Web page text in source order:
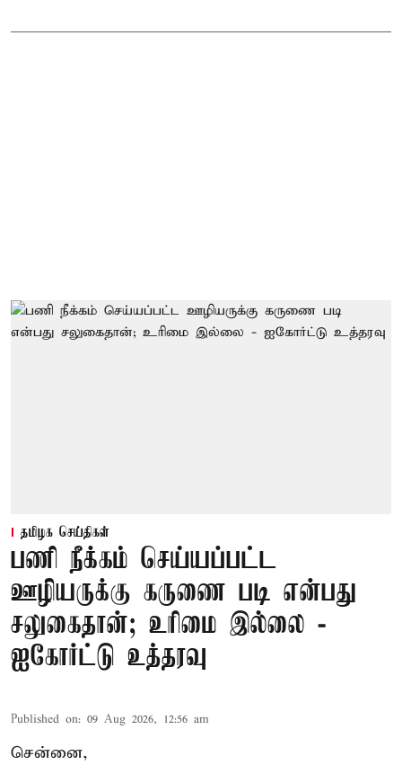
தமிழக செய்திகள்
பணி நீக்கம் செய்யப்பட்ட
ஊழியருக்கு கருணை படி என்பது
சலுகைதான்; உரிமை இல்லை -
ஐகோர்ட்டு உத்தரவு
Published on: 09 Aug 2026, 12:56 am
சென்னை,